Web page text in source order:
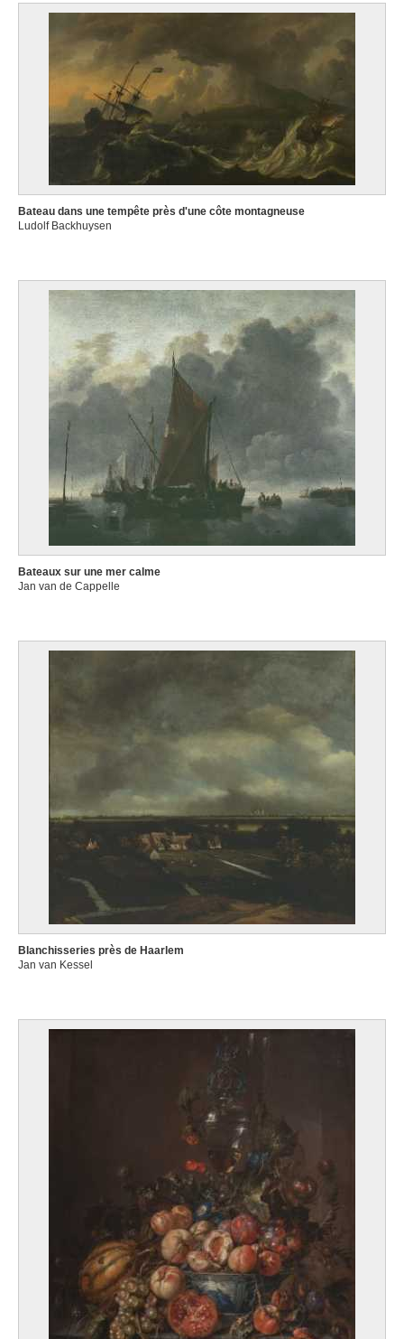
Bateau dans une tempête près d'une côte montagneuse
Ludolf Backhuysen
Bateaux sur une mer calme
Jan van de Cappelle
Blanchisseries près de Haarlem
Jan van Kessel